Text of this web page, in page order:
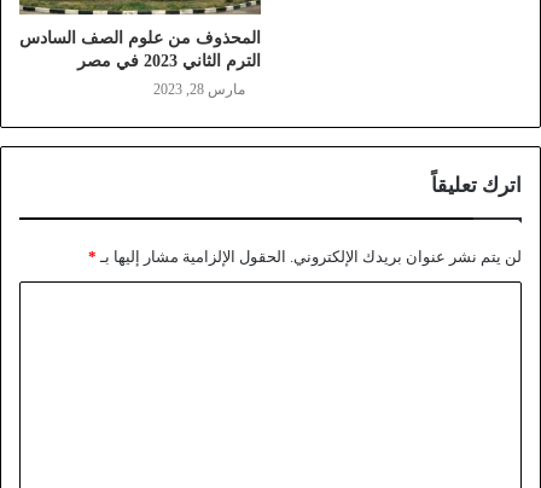
المحذوف من علوم الصف السادس
الترم الثاني 2023 في مصر
مارس 28, 2023
اترك تعليقاً
لن يتم نشر عنوان بريدك الإلكتروني. الحقول الإلزامية مشار إليها بـ *